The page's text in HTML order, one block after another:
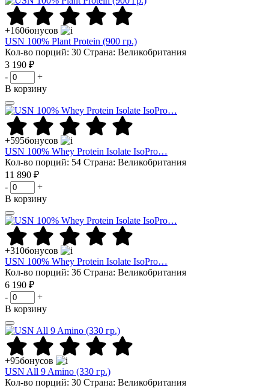
+160бонусов
USN 100% Plant Protein (900 гр.)
Кол-во порций: 30 Страна: Великобритания
3 190 ₽
-
+
В корзину
+595бонусов
USN 100% Whey Protein Isolate IsoPro…
Кол-во порций: 54 Страна: Великобритания
11 890 ₽
-
+
В корзину
+310бонусов
USN 100% Whey Protein Isolate IsoPro…
Кол-во порций: 36 Страна: Великобритания
6 190 ₽
-
+
В корзину
+95бонусов
USN All 9 Amino (330 гр.)
Кол-во порций: 30 Страна: Великобритания